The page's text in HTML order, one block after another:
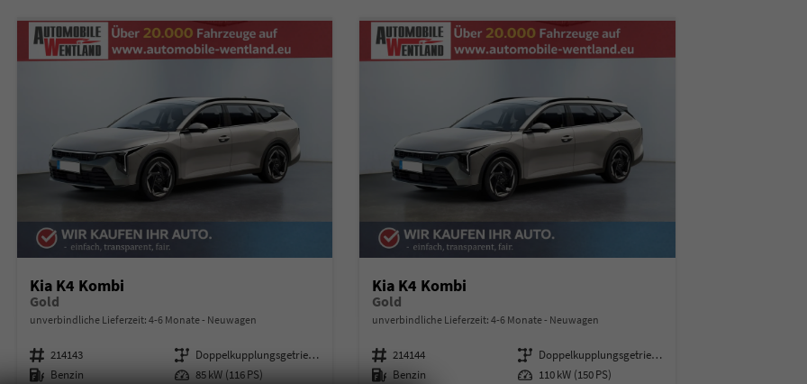
Kia K4 Kombi
Gold
unverbindliche Lieferzeit: 4-6 Monate Neuwagen
Fahrzeugnummer 214143 Getriebe
Doppelkupplungsgetriebe (DSG)
Kraftstoff Benzin Leistung 85 kW (116 PS)
Kia K4 Kombi
Gold
unverbindliche Lieferzeit: 4-6 Monate Neuwagen
Fahrzeugnummer 214144 Getriebe
Doppelkupplungsgetriebe (DSG)
Kraftstoff Benzin Leistung 110 kW (150 PS)